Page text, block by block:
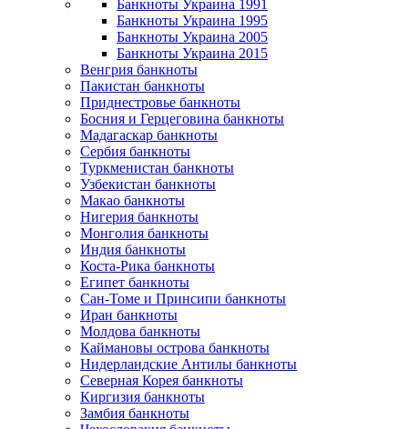
Банкноты Украина 1991
Банкноты Украина 1995
Банкноты Украина 2005
Банкноты Украина 2015
Венгрия банкноты
Пакистан банкноты
Приднестровье банкноты
Босния и Герцеговина банкноты
Мадагаскар банкноты
Сербия банкноты
Туркменистан банкноты
Узбекистан банкноты
Макао банкноты
Нигерия банкноты
Монголия банкноты
Индия банкноты
Коста-Рика банкноты
Египет банкноты
Сан-Томе и Принсипи банкноты
Иран банкноты
Молдова банкноты
Каймановы острова банкноты
Нидерландские Антилы банкноты
Северная Корея банкноты
Киргизия банкноты
Замбия банкноты